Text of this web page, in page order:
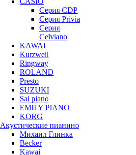
Серия CDP
Серия Privia
Серия
Celviano
KAWAI
Kurzweil
Ringway
ROLAND
Presto
SUZUKI
Sai piano
EMILY PIANO
KORG
Акустические пианино
Михаил Глинка
Becker
Kawai